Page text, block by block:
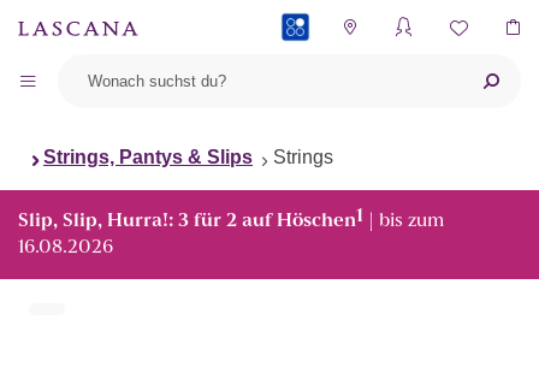
Strings, Pantys & Slips Strings
Slip, Slip, Hurra!: 3 für 2 auf Höschen1 | bis zum
16.08.2026